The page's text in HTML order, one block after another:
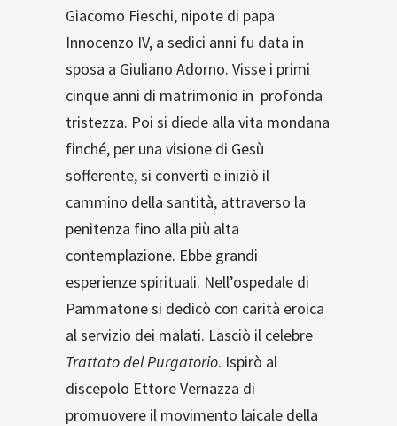
Giacomo Fieschi, nipote di papa
Innocenzo IV, a sedici anni fu data in
sposa a Giuliano Adorno. Visse i primi
cinque anni di matrimonio in profonda
tristezza. Poi si diede alla vita mondana
finché, per una visione di Gesù
sofferente, si convertì e iniziò il
cammino della santità, attraverso la
penitenza fino alla più alta
contemplazione. Ebbe grandi
esperienze spirituali. Nell’ospedale di
Pammatone si dedicò con carità eroica
al servizio dei malati. Lasciò il celebre
Trattato del Purgatorio. Ispirò al
discepolo Ettore Vernazza di
promuovere il movimento laicale della